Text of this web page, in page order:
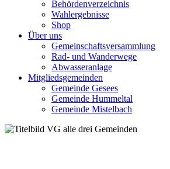
Behördenverzeichnis
Wahlergebnisse
Shop
Über uns
Gemeinschaftsversammlung
Rad- und Wanderwege
Abwasseranlage
Mitgliedsgemeinden
Gemeinde Gesees
Gemeinde Hummeltal
Gemeinde Mistelbach